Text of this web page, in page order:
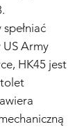
Army
HK45 jest